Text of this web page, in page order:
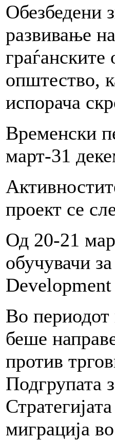
Обезбедени
развивање
граѓанските
општество,
испорача
Временски
март-31
проект се
Од 20-21
обучувачи
Во
беше
против
Подгрупата
миграција